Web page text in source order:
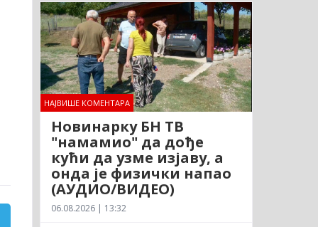
НАЈВИШЕ КОМЕНТАРА
Новинарку БН ТВ
"намамио" да дође
кући да узме изјаву, а
онда је физички напао
(АУДИО/ВИДЕО)
06.08.2026 | 13:32